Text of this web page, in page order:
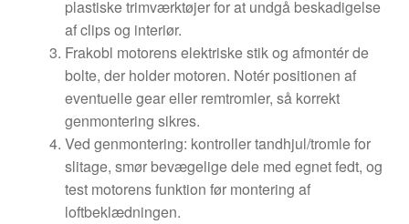
plastiske trimværktøjer for at undgå beskadigelse
af clips og interiør.
Frakobl motorens elektriske stik og afmontér de
bolte, der holder motoren. Notér positionen af
eventuelle gear eller remtromler, så korrekt
genmontering sikres.
Ved genmontering: kontroller tandhjul/tromle for
slitage, smør bevægelige dele med egnet fedt, og
test motorens funktion før montering af
loftbeklædningen.